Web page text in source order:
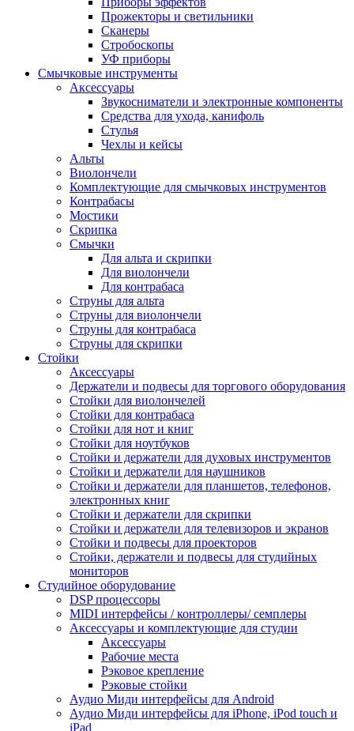
Прожекторы и светильники
Сканеры
Стробоскопы
УФ приборы
Смычковые инструменты
Аксессуары
Звукосниматели и электронные компоненты
Средства для ухода, канифоль
Стулья
Чехлы и кейсы
Альты
Виолончели
Комплектующие для смычковых инструментов
Контрабасы
Мостики
Скрипка
Смычки
Для альта и скрипки
Для виолончели
Для контрабаса
Струны для альта
Струны для виолончели
Струны для контрабаса
Струны для скрипки
Стойки
Аксессуары
Держатели и подвесы для торгового оборудования
Стойки для виолончелей
Стойки для контрабаса
Стойки для нот и книг
Стойки для ноутбуков
Стойки и держатели для духовых инструментов
Стойки и держатели для наушников
Стойки и держатели для планшетов, телефонов,
электронных книг
Стойки и держатели для скрипки
Стойки и держатели для телевизоров и экранов
Стойки и подвесы для проекторов
Стойки, держатели и подвесы для студийных
мониторов
Студийное оборудование
DSP процессоры
MIDI интерфейсы / контроллеры/ семплеры
Аксессуары и комплектующие для студии
Аксессуары
Рабочие места
Рэковое крепление
Рэковые стойки
Аудио Миди интерфейсы для Android
Аудио Миди интерфейсы для iPhone, iPod touch и
iPad